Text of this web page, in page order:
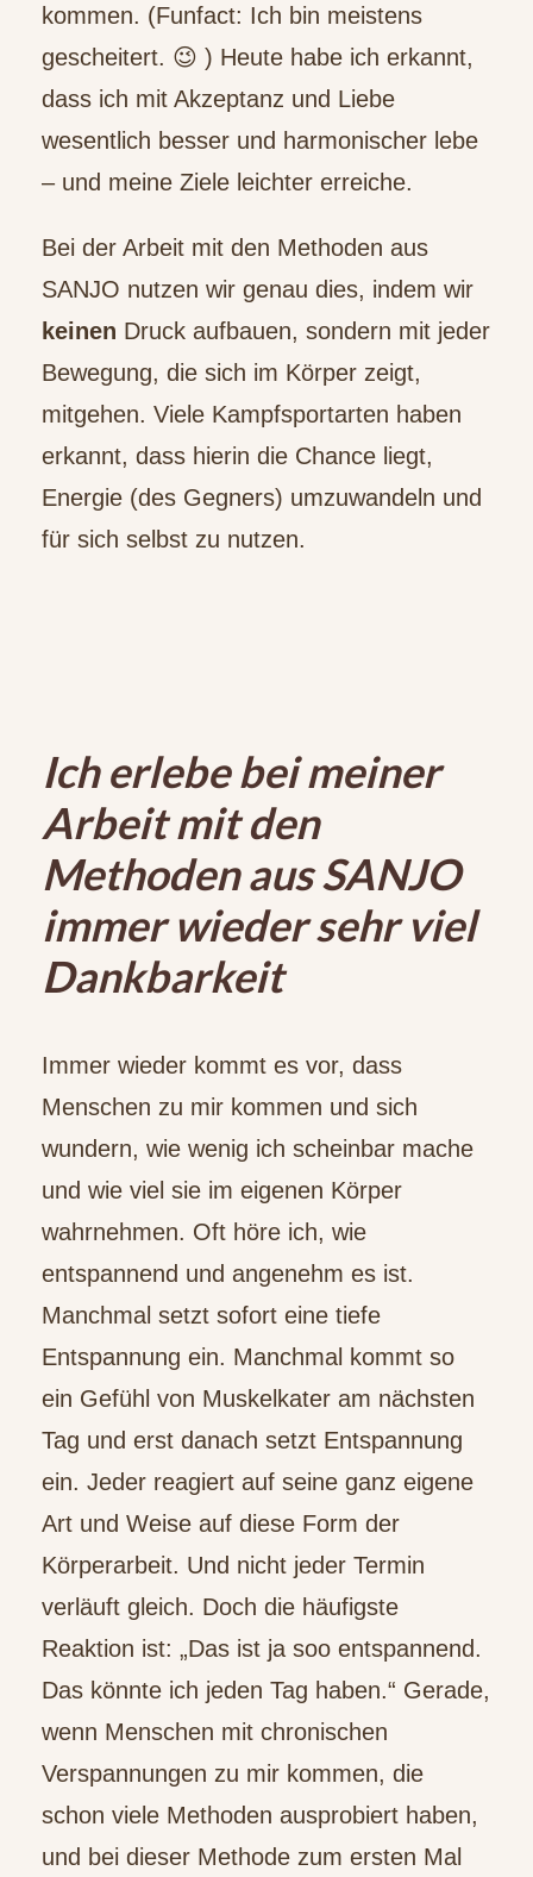
kommen. (Funfact: Ich bin meistens
gescheitert. 😉 ) Heute habe ich erkannt,
dass ich mit Akzeptanz und Liebe
wesentlich besser und harmonischer lebe
– und meine Ziele leichter erreiche.
Bei der Arbeit mit den Methoden aus
SANJO nutzen wir genau dies, indem wir
keinen Druck aufbauen, sondern mit jeder
Bewegung, die sich im Körper zeigt,
mitgehen. Viele Kampfsportarten haben
erkannt, dass hierin die Chance liegt,
Energie (des Gegners) umzuwandeln und
für sich selbst zu nutzen.
Ich erlebe bei meiner
Arbeit mit den
Methoden aus SANJO
immer wieder sehr viel
Dankbarkeit
Immer wieder kommt es vor, dass
Menschen zu mir kommen und sich
wundern, wie wenig ich scheinbar mache
und wie viel sie im eigenen Körper
wahrnehmen. Oft höre ich, wie
entspannend und angenehm es ist.
Manchmal setzt sofort eine tiefe
Entspannung ein. Manchmal kommt so
ein Gefühl von Muskelkater am nächsten
Tag und erst danach setzt Entspannung
ein. Jeder reagiert auf seine ganz eigene
Art und Weise auf diese Form der
Körperarbeit. Und nicht jeder Termin
verläuft gleich. Doch die häufigste
Reaktion ist: „Das ist ja soo entspannend.
Das könnte ich jeden Tag haben.“ Gerade,
wenn Menschen mit chronischen
Verspannungen zu mir kommen, die
schon viele Methoden ausprobiert haben,
und bei dieser Methode zum ersten Mal